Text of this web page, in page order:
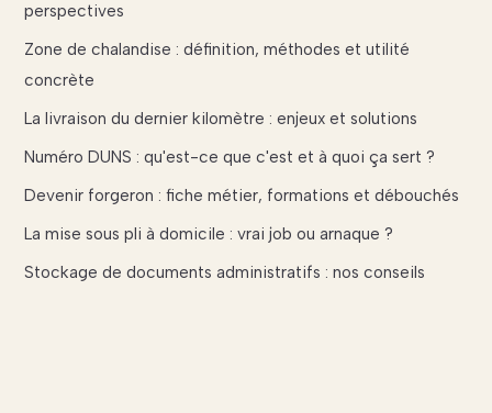
perspectives
Zone de chalandise : définition, méthodes et utilité
concrète
La livraison du dernier kilomètre : enjeux et solutions
Numéro DUNS : qu'est-ce que c'est et à quoi ça sert ?
Devenir forgeron : fiche métier, formations et débouchés
La mise sous pli à domicile : vrai job ou arnaque ?
Stockage de documents administratifs : nos conseils